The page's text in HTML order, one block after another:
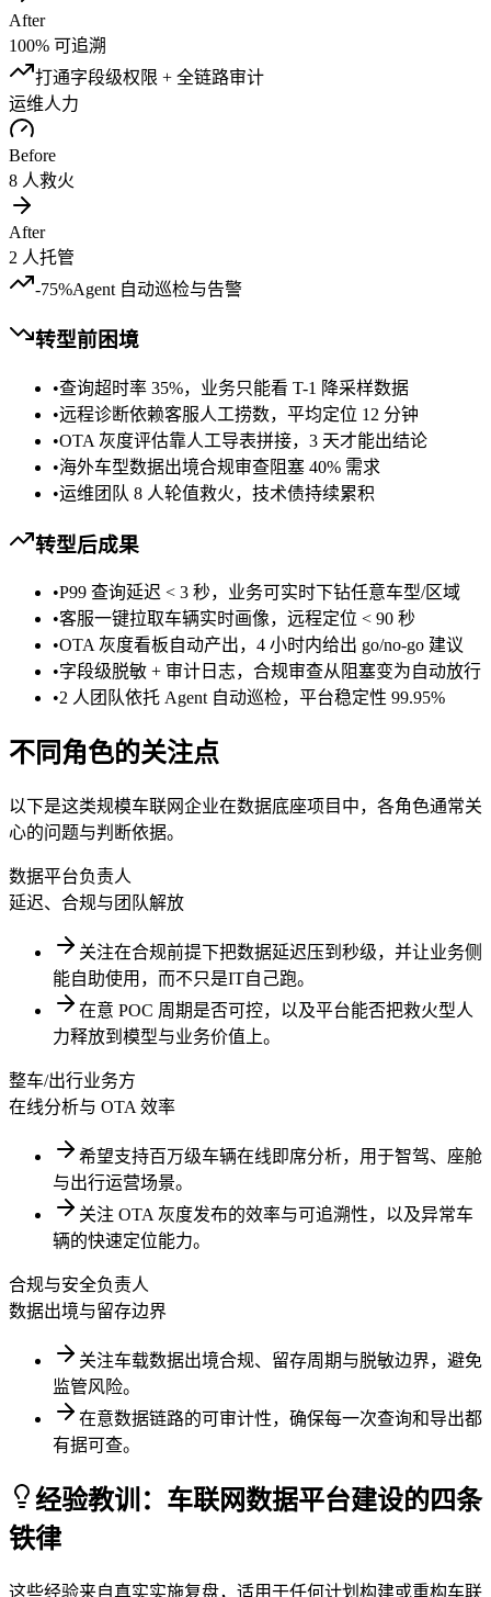
After
100% 可追溯
打通字段级权限 + 全链路审计
运维人力
Before
8 人救火
After
2 人托管
-75%Agent 自动巡检与告警
转型前困境
•查询超时率 35%，业务只能看 T-1 降采样数据
•远程诊断依赖客服人工捞数，平均定位 12 分钟
•OTA 灰度评估靠人工导表拼接，3 天才能出结论
•海外车型数据出境合规审查阻塞 40% 需求
•运维团队 8 人轮值救火，技术债持续累积
转型后成果
•P99 查询延迟 < 3 秒，业务可实时下钻任意车型/区域
•客服一键拉取车辆实时画像，远程定位 < 90 秒
•OTA 灰度看板自动产出，4 小时内给出 go/no-go 建议
•字段级脱敏 + 审计日志，合规审查从阻塞变为自动放行
•2 人团队依托 Agent 自动巡检，平台稳定性 99.95%
不同角色的关注点
以下是这类规模车联网企业在数据底座项目中，各角色通常关
心的问题与判断依据。
数据平台负责人
延迟、合规与团队解放
关注在合规前提下把数据延迟压到秒级，并让业务侧
能自助使用，而不只是IT自己跑。
在意 POC 周期是否可控，以及平台能否把救火型人
力释放到模型与业务价值上。
整车/出行业务方
在线分析与 OTA 效率
希望支持百万级车辆在线即席分析，用于智驾、座舱
与出行运营场景。
关注 OTA 灰度发布的效率与可追溯性，以及异常车
辆的快速定位能力。
合规与安全负责人
数据出境与留存边界
关注车载数据出境合规、留存周期与脱敏边界，避免
监管风险。
在意数据链路的可审计性，确保每一次查询和导出都
有据可查。
经验教训：车联网数据平台建设的四条
铁律
这些经验来自真实实施复盘，适用于任何计划构建或重构车联